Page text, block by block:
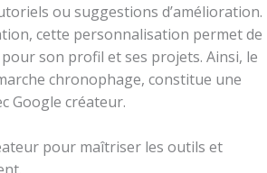
ou suggestions d’amélioration.
cette personnalisation permet de
son profil et ses projets. Ainsi, le
chronophage, constitue une
Google créateur.